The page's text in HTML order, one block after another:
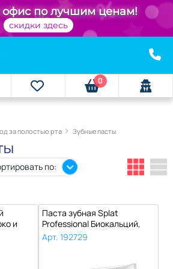
по лучшим ценам!
скидки здесь
0
за полостью рта Зубные пасты
по:
и
Паста зубная Splat
Professional Биокальций,
100 г..
Арт. 192729